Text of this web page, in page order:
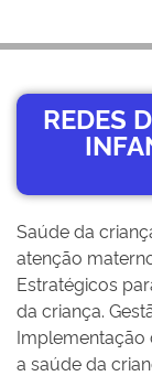
REDES
Saúde da
atenção
Estratégicos
da criança.
Implementação
a saúde da